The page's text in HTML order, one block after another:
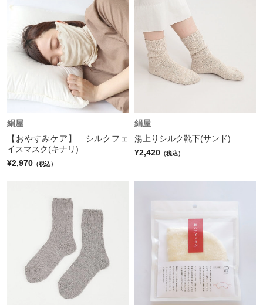
絹屋
【おやすみケア】 シルクフェ
イスマスク(キナリ)
¥2,970 （税込）
絹屋
湯上りシルク靴下(サンド)
¥2,420 （税込）